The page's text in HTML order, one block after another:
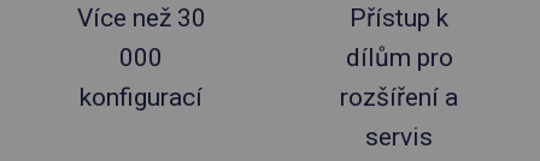
Více než 30
000
konfigurací
Přístup k
dílům pro
rozšíření a
servis